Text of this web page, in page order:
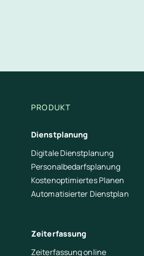
PRODUKT
Dienstplanung
Digitale Dienstplanung
Personalbedarfsplanung
Kostenoptimiertes Planen
Automatisierter Dienstplan
Zeiterfassung
Zeiterfassung online